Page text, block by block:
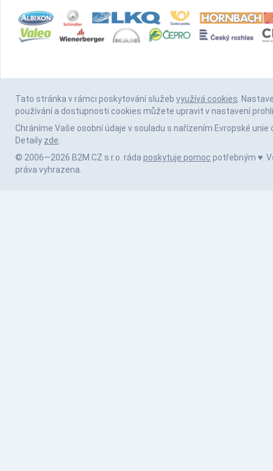
Tato stránka v rámci poskytování služeb využívá cookies.
používání a dostupnosti cookies můžete upravit v nastavení
Chráníme Vaše osobní údaje v souladu s nařízením Evropské unie
Detaily zde.
© 2006—2026 B2M.CZ s.r.o. ráda poskytuje pomoc potřebným ♥️.
práva vyhrazena.